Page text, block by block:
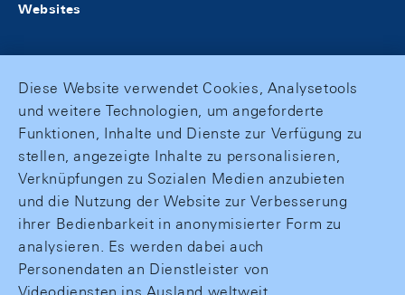
Websites
Diese Website verwendet Cookies, Analysetools
und weitere Technologien, um angeforderte
Funktionen, Inhalte und Dienste zur Verfügung zu
stellen, angezeigte Inhalte zu personalisieren,
Verknüpfungen zu Sozialen Medien anzubieten
und die Nutzung der Website zur Verbesserung
ihrer Bedienbarkeit in anonymisierter Form zu
analysieren. Es werden dabei auch
Personendaten an Dienstleister von